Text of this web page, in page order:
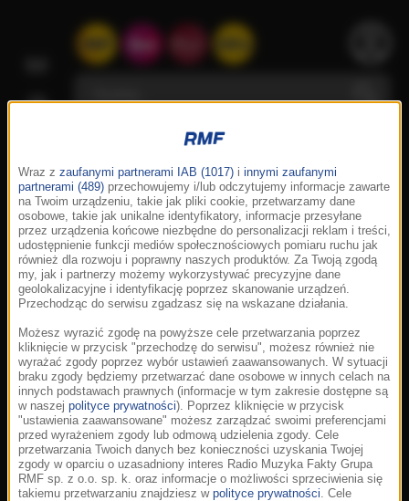
Wraz z zaufanymi partnerami IAB (1017) i innymi zaufanymi
partnerami (489) przechowujemy i/lub odczytujemy informacje zawarte
na Twoim urządzeniu, takie jak pliki cookie, przetwarzamy dane
osobowe, takie jak unikalne identyfikatory, informacje przesyłane
przez urządzenia końcowe niezbędne do personalizacji reklam i treści,
udostępnienie funkcji mediów społecznościowych pomiaru ruchu jak
również dla rozwoju i poprawny naszych produktów. Za Twoją zgodą
my, jak i partnerzy możemy wykorzystywać precyzyjne dane
geolokalizacyjne i identyfikację poprzez skanowanie urządzeń.
Przechodząc do serwisu zgadzasz się na wskazane działania.
Możesz wyrazić zgodę na powyższe cele przetwarzania poprzez
kliknięcie w przycisk "przechodzę do serwisu", możesz również nie
wyrażać zgody poprzez wybór ustawień zaawansowanych. W sytuacji
braku zgody będziemy przetwarzać dane osobowe w innych celach na
innych podstawach prawnych (informacje w tym zakresie dostępne są
w naszej polityce prywatności). Poprzez kliknięcie w przycisk
"ustawienia zaawansowane" możesz zarządzać swoimi preferencjami
przed wyrażeniem zgody lub odmową udzielenia zgody. Cele
przetwarzania Twoich danych bez konieczności uzyskania Twojej
zgody w oparciu o uzasadniony interes Radio Muzyka Fakty Grupa
RMF sp. z o.o. sp. k. oraz informacje o możliwości sprzeciwienia się
takiemu przetwarzaniu znajdziesz w polityce prywatności. Cele